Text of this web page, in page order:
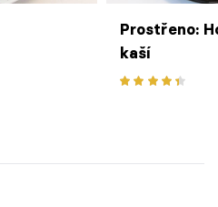
Prostřeno:
kaší